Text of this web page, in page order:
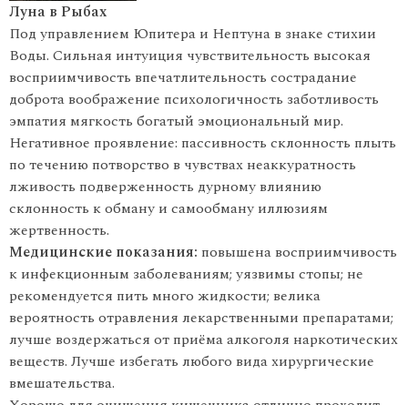
Луна в Рыбах
Под управлением Юпитера и Нептуна в знаке стихии
Воды. Сильная интуиция чувствительность высокая
восприимчивость впечатлительность сострадание
доброта воображение психологичность заботливость
эмпатия мягкость богатый эмоциональный мир.
Негативное проявление: пассивность склонность плыть
по течению потворство в чувствах неаккуратность
лживость подверженность дурному влиянию
склонность к обману и самообману иллюзиям
жертвенность.
Медицинские показания: повышена восприимчивость
к инфекционным заболеваниям; уязвимы стопы; не
рекомендуется пить много жидкости; велика
вероятность отравления лекарственными препаратами;
лучше воздержаться от приёма алкоголя наркотических
веществ. Лучше избегать любого вида хирургические
вмешательства.